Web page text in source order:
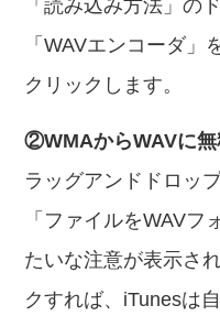
「読み込み方法」の
「WAVエンコーダ
クリックします。
②WMAからWAVに無
ラッグアンドドロッ
「ファイルをWAV
たいな注意が表示さ
クすれば、iTunesは